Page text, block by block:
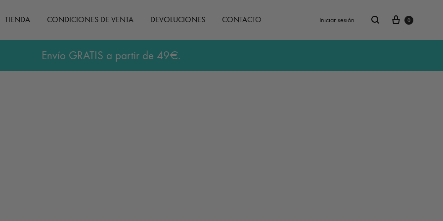
TIENDA CONDICIONES DE VENTA DEVOLUCIONES CONTACTO Iniciar sesión Buscar Carrito
0
Envío GRATIS a partir de 49€.